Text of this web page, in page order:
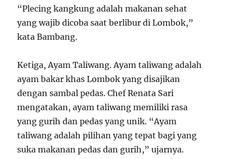
“Plecing kangkung adalah makanan sehat
yang wajib dicoba saat berlibur di Lombok,”
kata Bambang.
Ketiga, Ayam Taliwang. Ayam taliwang adalah
ayam bakar khas Lombok yang disajikan
dengan sambal pedas. Chef Renata Sari
mengatakan, ayam taliwang memiliki rasa
yang gurih dan pedas yang unik. “Ayam
taliwang adalah pilihan yang tepat bagi yang
suka makanan pedas dan gurih,” ujarnya.